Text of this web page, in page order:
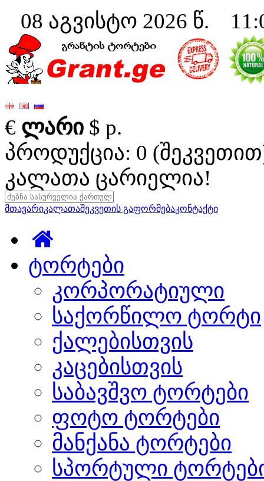
08 აგვისტო 2026 წ.
€ ლარი $ р.
პროდუქცია: 0
კალათა ცარიელია!
მთავარიკალათაშეკვეთის გაფორმებაკონტაქტი
ტორტები
კორპორატიული
საქორწილო ტორტი
ქალებისთვის
კაცებისთვის
საბავშვო ტორტები
ფოტო ტორტები
მანქანა ტორტები
სპორტული